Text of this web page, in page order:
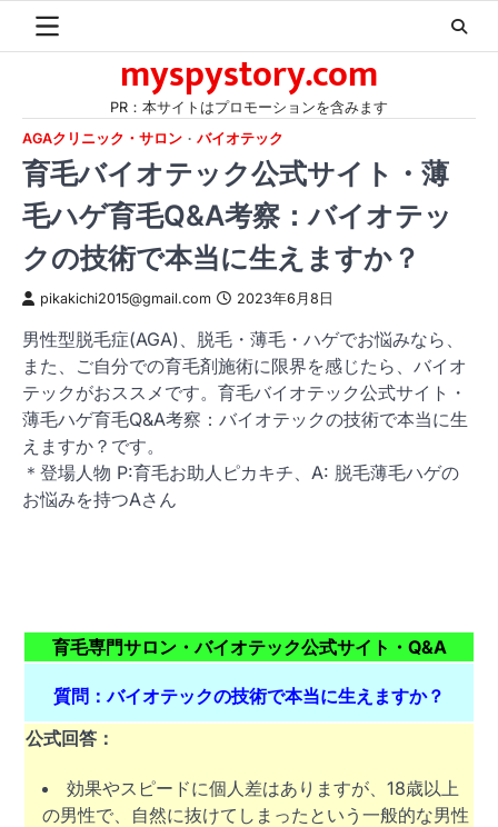
myspystory.com
PR：本サイトはプロモーションを含みます
AGAクリニック・サロン
バイオテック
育毛バイオテック公式サイト・薄
毛ハゲ育毛Q&A考察：バイオテッ
クの技術で本当に生えますか？
pikakichi2015@gmail.com 2023年6月8日
男性型脱毛症(AGA)、脱毛・薄毛・ハゲでお悩みなら、
また、ご自分での育毛剤施術に限界を感じたら、バイオ
テックがおススメです。育毛バイオテック公式サイト・
薄毛ハゲ育毛Q&A考察：バイオテックの技術で本当に生
えますか？です。
＊登場人物 P:育毛お助人ピカキチ、A: 脱毛薄毛ハゲの
お悩みを持つAさん
育毛専門サロン・バイオテック公式サイト・Q&A
質問：バイオテックの技術で本当に生えますか？
公式回答：
効果やスピードに個人差はありますが、18歳以上
の男性で、自然に抜けてしまったという一般的な男性